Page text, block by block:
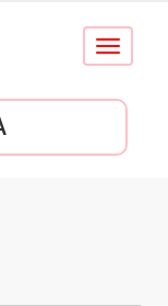
Conmutar